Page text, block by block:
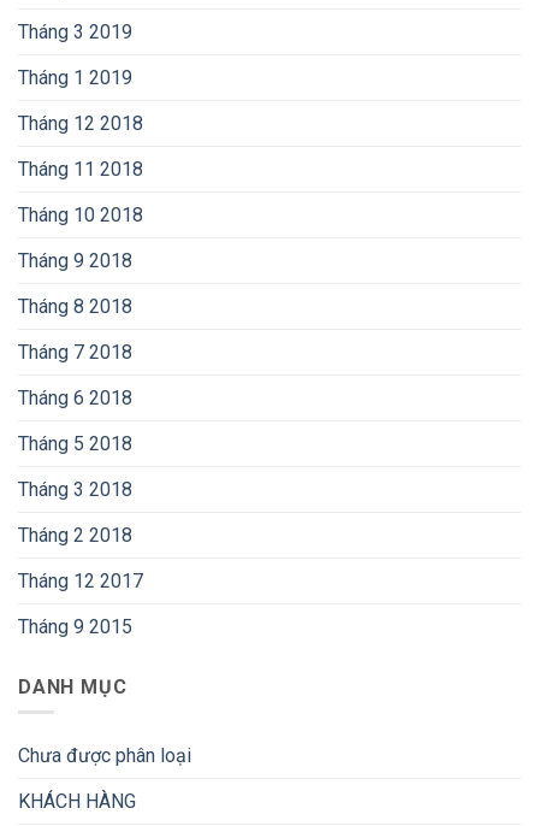
Tháng 3 2019
Tháng 1 2019
Tháng 12 2018
Tháng 11 2018
Tháng 10 2018
Tháng 9 2018
Tháng 8 2018
Tháng 7 2018
Tháng 6 2018
Tháng 5 2018
Tháng 3 2018
Tháng 2 2018
Tháng 12 2017
Tháng 9 2015
DANH MỤC
Chưa được phân loại
KHÁCH HÀNG